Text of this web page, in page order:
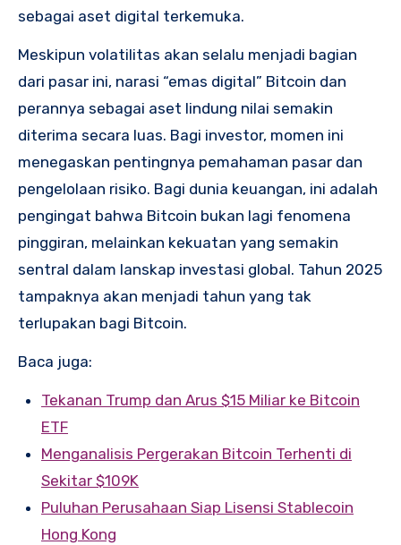
sebagai aset digital terkemuka.
Meskipun volatilitas akan selalu menjadi bagian
dari pasar ini, narasi “emas digital” Bitcoin dan
perannya sebagai aset lindung nilai semakin
diterima secara luas. Bagi investor, momen ini
menegaskan pentingnya pemahaman pasar dan
pengelolaan risiko. Bagi dunia keuangan, ini adalah
pengingat bahwa Bitcoin bukan lagi fenomena
pinggiran, melainkan kekuatan yang semakin
sentral dalam lanskap investasi global. Tahun 2025
tampaknya akan menjadi tahun yang tak
terlupakan bagi Bitcoin.
Baca juga:
Tekanan Trump dan Arus $15 Miliar ke Bitcoin
ETF
Menganalisis Pergerakan Bitcoin Terhenti di
Sekitar $109K
Puluhan Perusahaan Siap Lisensi Stablecoin
Hong Kong